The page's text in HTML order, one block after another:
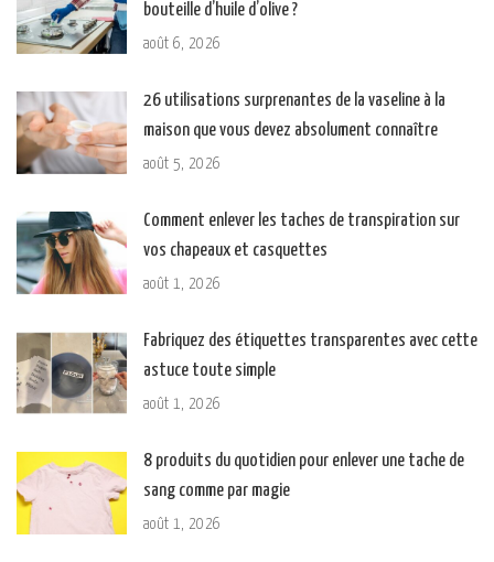
bouteille d’huile d’olive ?
août 6, 2026
26 utilisations surprenantes de la vaseline à la
maison que vous devez absolument connaître
août 5, 2026
Comment enlever les taches de transpiration sur
vos chapeaux et casquettes
août 1, 2026
Fabriquez des étiquettes transparentes avec cette
astuce toute simple
août 1, 2026
8 produits du quotidien pour enlever une tache de
sang comme par magie
août 1, 2026